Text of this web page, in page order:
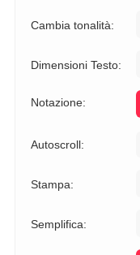
Cambia tonalità:
Dimensioni Testo:
Notazione:
Autoscroll:
Stampa:
Semplifica: